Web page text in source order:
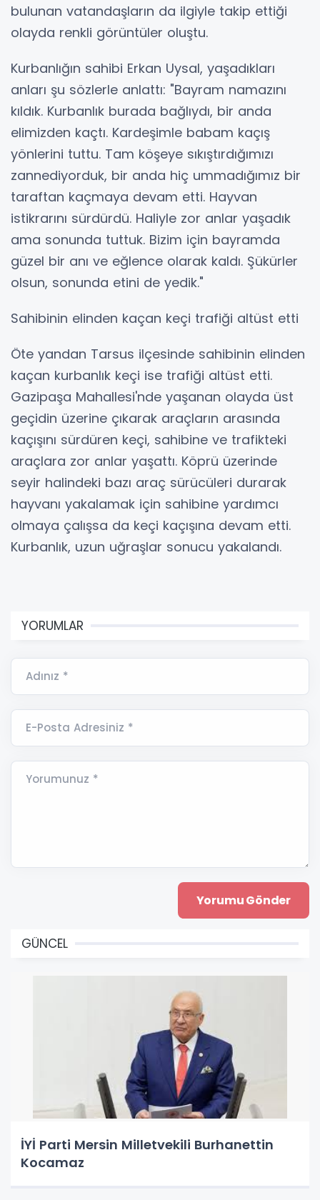
bulunan vatandaşların da ilgiyle takip ettiği
olayda renkli görüntüler oluştu.
Kurbanlığın sahibi Erkan Uysal, yaşadıkları
anları şu sözlerle anlattı: "Bayram namazını
kıldık. Kurbanlık burada bağlıydı, bir anda
elimizden kaçtı. Kardeşimle babam kaçış
yönlerini tuttu. Tam köşeye sıkıştırdığımızı
zannediyorduk, bir anda hiç ummadığımız bir
taraftan kaçmaya devam etti. Hayvan
istikrarını sürdürdü. Haliyle zor anlar yaşadık
ama sonunda tuttuk. Bizim için bayramda
güzel bir anı ve eğlence olarak kaldı. Şükürler
olsun, sonunda etini de yedik."
Sahibinin elinden kaçan keçi trafiği altüst etti
Öte yandan Tarsus ilçesinde sahibinin elinden
kaçan kurbanlık keçi ise trafiği altüst etti.
Gazipaşa Mahallesi'nde yaşanan olayda üst
geçidin üzerine çıkarak araçların arasında
kaçışını sürdüren keçi, sahibine ve trafikteki
araçlara zor anlar yaşattı. Köprü üzerinde
seyir halindeki bazı araç sürücüleri durarak
hayvanı yakalamak için sahibine yardımcı
olmaya çalışsa da keçi kaçışına devam etti.
Kurbanlık, uzun uğraşlar sonucu yakalandı.
YORUMLAR
Adınız *
E-Posta Adresiniz *
Yorumunuz *
GÜNCEL
İYİ Parti Mersin Milletvekili Burhanettin
Kocamaz